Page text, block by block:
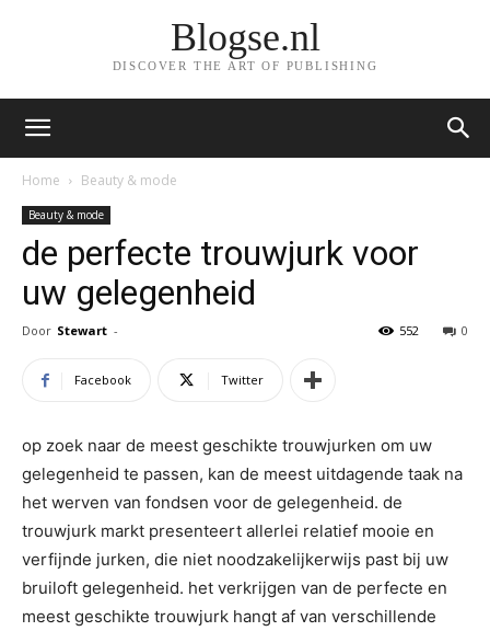
Blogse.nl
DISCOVER THE ART OF PUBLISHING
Home Beauty & mode
Beauty & mode
de perfecte trouwjurk voor
uw gelegenheid
Door Stewart - 0
552
Facebook Twitter
op zoek naar de meest geschikte trouwjurken om uw
gelegenheid te passen, kan de meest uitdagende taak na
het werven van fondsen voor de gelegenheid. de
trouwjurk markt presenteert allerlei relatief mooie en
verfijnde jurken, die niet noodzakelijkerwijs past bij uw
bruiloft gelegenheid. het verkrijgen van de perfecte en
meest geschikte trouwjurk hangt af van verschillende